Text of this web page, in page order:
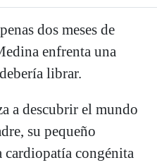
dos meses de
enfrenta una
librar.
a descubrir el mundo
su pequeño
cardiopatía congénita